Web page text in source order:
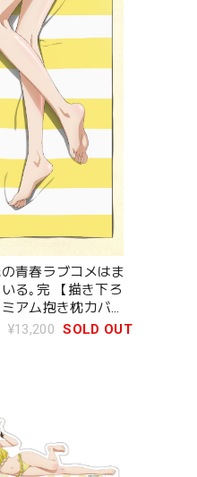
青春ラブコメはま
る｡完 【描き下ろ
アム抱き枕カバー
は(水着)
¥13,200 SOLD OUT